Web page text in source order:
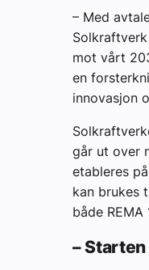
– Med
mot vårt
en
innovasjon
går ut over
etableres
kan brukes
både
–